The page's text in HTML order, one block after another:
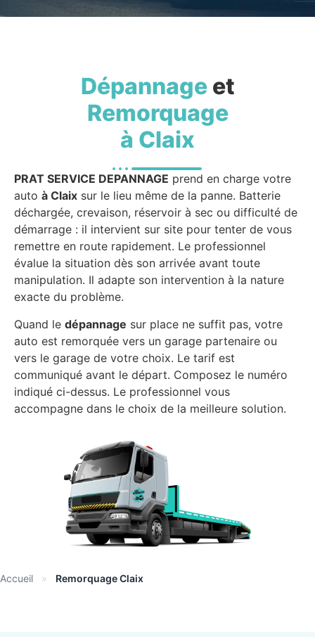
Dépannageet
Remorquage
à Claix
PRAT SERVICE DEPANNAGE prend en charge votre
auto à Claix sur le lieu même de la panne. Batterie
déchargée, crevaison, réservoir à sec ou difficulté de
démarrage : il intervient sur site pour tenter de vous
remettre en route rapidement. Le professionnel
évalue la situation dès son arrivée avant toute
manipulation. Il adapte son intervention à la nature
exacte du problème.
Quand le dépannage sur place ne suffit pas, votre
auto est remorquée vers un garage partenaire ou
vers le garage de votre choix. Le tarif est
communiqué avant le départ. Composez le numéro
indiqué ci-dessus. Le professionnel vous
accompagne dans le choix de la meilleure solution.
Accueil » Remorquage Claix